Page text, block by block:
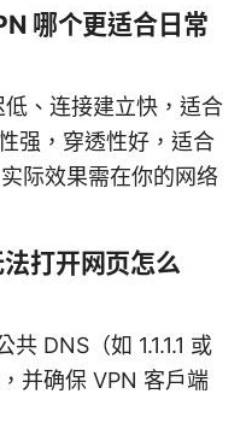
哪个更适合日常
、连接建立快，适合
强，穿透性好，适合
际效果需在你的网络
打开网页怎么
DNS（如 1.1.1.1 或
并确保 VPN 客户端